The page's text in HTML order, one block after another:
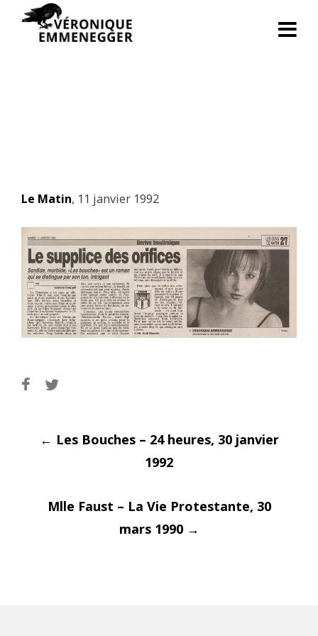
Le Matin, 11 janvier 1992
Post
← Les Bouches – 24 heures, 30 janvier
1992
Mlle Faust – La Vie Protestante, 30
mars 1990 →